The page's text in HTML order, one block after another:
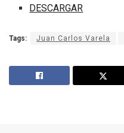
DESCARGAR
Tags: Juan Carlos Varela